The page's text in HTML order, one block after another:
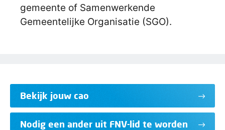
gemeente of Samenwerkende
Gemeentelijke Organisatie (SGO).
Bekijk jouw cao
Nodig een ander uit FNV-lid te worden